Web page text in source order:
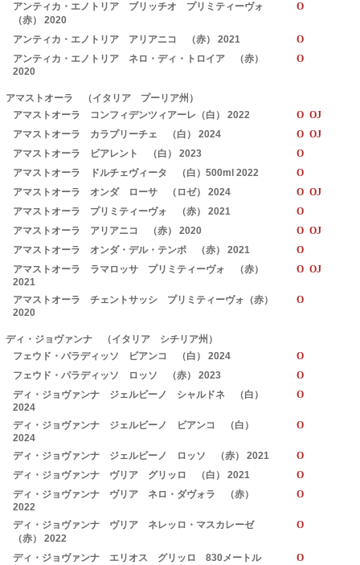
アンティカ・エノトリア ブリッチオ プリミティーヴォ
（赤） 2020
O
アンティカ・エノトリア アリアニコ （赤） 2021
O
アンティカ・エノトリア ネロ・ディ・トロイア （赤）
2020
O
アマストオーラ （イタリア プーリア州）
アマストオーラ コンフィデンツィアーレ（白） 2022
O OJ
アマストオーラ カラプリーチェ （白） 2024
O OJ
アマストオーラ ビアレント （白） 2023
O
アマストオーラ ドルチェヴィータ （白）500ml 2022
O
アマストオーラ オンダ ローサ （ロゼ） 2024
O OJ
アマストオーラ プリミティーヴォ （赤） 2021
O
アマストオーラ アリアニコ （赤） 2020
O OJ
アマストオーラ オンダ・デル・テンポ （赤） 2021
O
アマストオーラ ラマロッサ プリミティーヴォ （赤）
2021
O OJ
アマストオーラ チェントサッシ プリミティーヴォ（赤）
2020
O
ディ・ジョヴァンナ （イタリア シチリア州）
フェウド・パラディッソ ビアンコ （白） 2024
O
フェウド・パラディッソ ロッソ （赤） 2023
O
ディ・ジョヴァンナ ジェルビーノ シャルドネ （白）
2024
O
ディ・ジョヴァンナ ジェルビーノ ビアンコ （白）
2024
O
ディ・ジョヴァンナ ジェルビーノ ロッソ （赤） 2021
O
ディ・ジョヴァンナ ヴリア グリッロ （白） 2021
O
ディ・ジョヴァンナ ヴリア ネロ・ダヴォラ （赤）
2022
O
ディ・ジョヴァンナ ヴリア ネレッロ・マスカレーゼ
（赤） 2022
O
ディ・ジョヴァンナ エリオス グリッロ 830メートル
O